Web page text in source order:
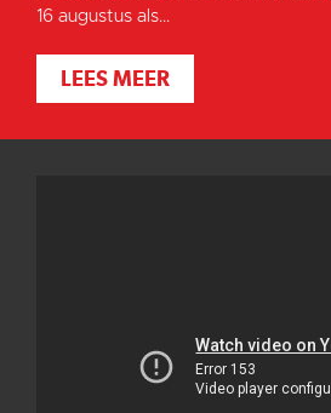
16 augustus als...
LEES MEER